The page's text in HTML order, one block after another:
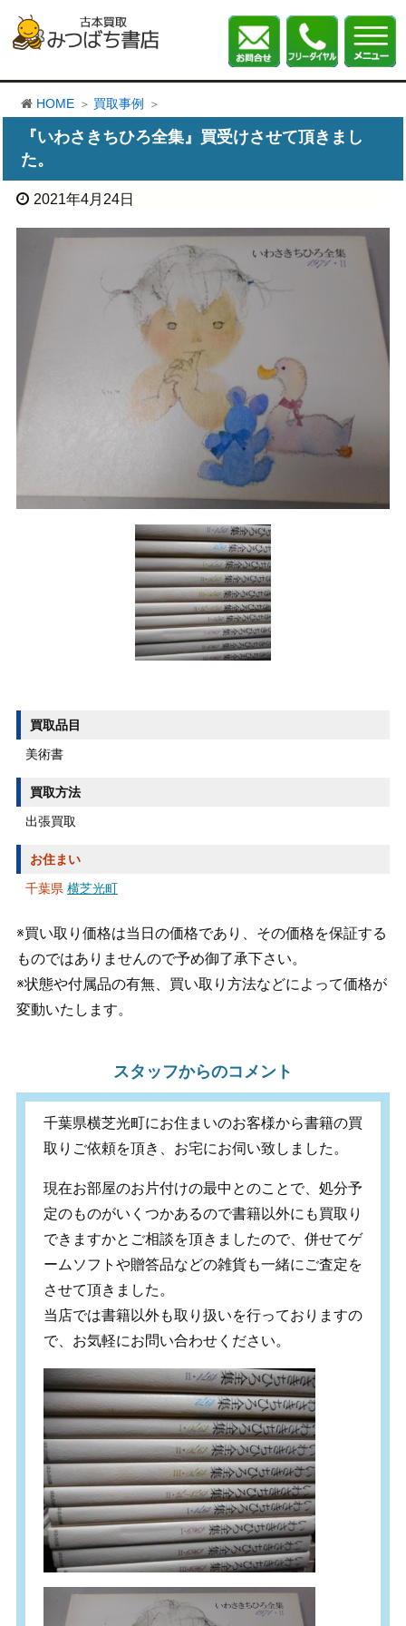
HOME 買取事例
『いわさきちひろ全集』買受けさせて頂きまし
た。
2021年4月24日
買取品目
美術書
買取方法
出張買取
お住まい
千葉県 横芝光町
※買い取り価格は当日の価格であり、その価格を保証する
ものではありませんので予め御了承下さい。
※状態や付属品の有無、買い取り方法などによって価格が
変動いたします。
スタッフからのコメント
千葉県横芝光町にお住まいのお客様から書籍の買
取りご依頼を頂き、お宅にお伺い致しました。
現在お部屋のお片付けの最中とのことで、処分予
定のものがいくつかあるので書籍以外にも買取り
できますかとご相談を頂きましたので、併せてゲ
ームソフトや贈答品などの雑貨も一緒にご査定を
させて頂きました。
当店では書籍以外も取り扱いを行っておりますの
で、お気軽にお問い合わせください。